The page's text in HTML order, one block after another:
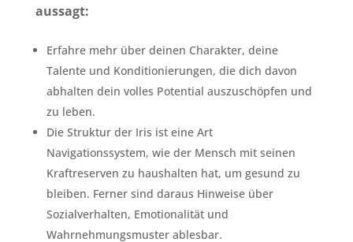
aussagt:
Erfahre mehr über deinen Charakter, deine
Talente und Konditionierungen, die dich davon
abhalten dein volles Potential auszuschöpfen und
zu leben.
Die Struktur der Iris ist eine Art
Navigationssystem, wie der Mensch mit seinen
Kraftreserven zu haushalten hat, um gesund zu
bleiben. Ferner sind daraus Hinweise über
Sozialverhalten, Emotionalität und
Wahrnehmungsmuster ablesbar.